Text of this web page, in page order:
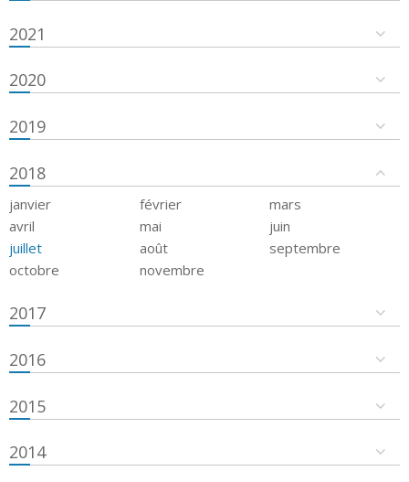
2021
2020
2019
2018
janvier février
mars
avril
mai
juin
juillet
août
septembre
octobre
novembre
2017
2016
2015
2014